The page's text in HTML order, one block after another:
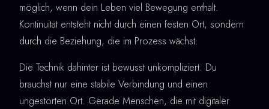
möglich, wenn dein Leben viel Bewegung enthält.
Kontinuität entsteht nicht durch einen festen Ort, sondern
durch die Beziehung, die im Prozess wächst.
Die Technik dahinter ist bewusst unkompliziert. Du
brauchst nur eine stabile Verbindung und einen
ungestörten Ort. Gerade Menschen, die mit digitaler